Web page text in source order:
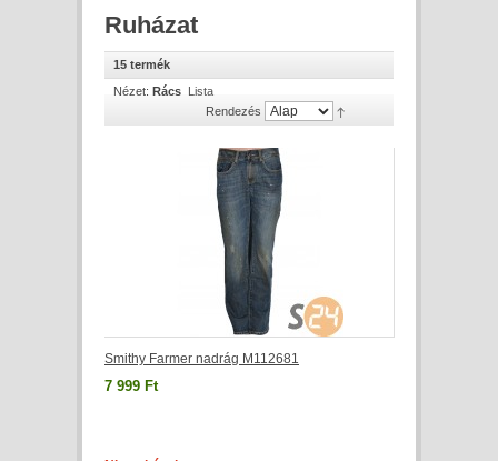
Ruházat
15 termék
Nézet: Rács Lista
Rendezés
Smithy Farmer nadrág M112681
7 999 Ft